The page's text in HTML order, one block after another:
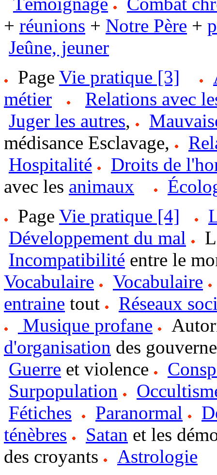
+ réunions + Notre Père +
Jeûne, jeuner
Page Vie pratique [3]
métier
Relations avec
Juger les autres,
médisance Esclavage,
Hospitalité
Droits de
avec les animaux
Page Vie pratique [4]
Développement du mal
Incompatibilité entre le
Vocabulaire
Vocabulaire
entraine tout
Réseaux
Musique profane
d'organisation des
Guerre et violence
Surpopulation
Fétiches
Paranormal
ténèbres
Satan et les
des croyants
Astrologie